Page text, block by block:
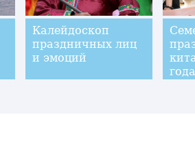
Калейдоскоп
праздничных лиц
и эмоций